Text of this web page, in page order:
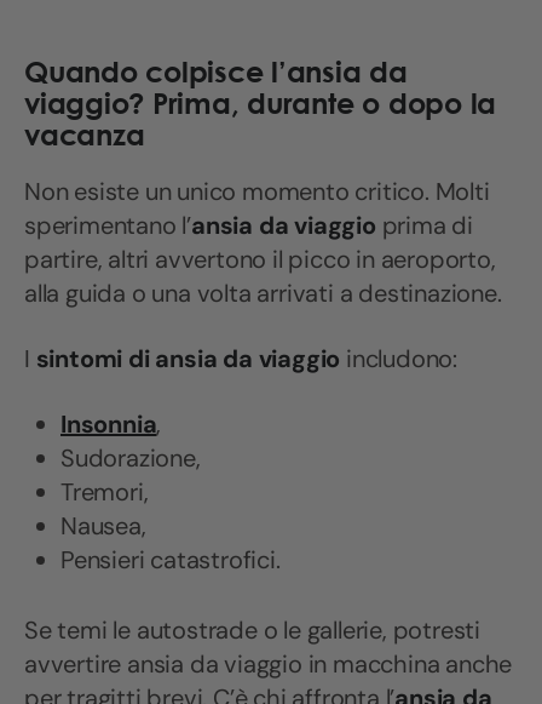
Quando colpisce l’ansia da
viaggio? Prima, durante o dopo la
vacanza
Non esiste un unico momento critico. Molti
sperimentano l’ansia da viaggio prima di
partire, altri avvertono il picco in aeroporto,
alla guida o una volta arrivati a destinazione.
I sintomi di ansia da viaggio includono:
Insonnia,
Sudorazione,
Tremori,
Nausea,
Pensieri catastrofici.
Se temi le autostrade o le gallerie, potresti
avvertire ansia da viaggio in macchina anche
per tragitti brevi. C’è chi affronta l’ansia da